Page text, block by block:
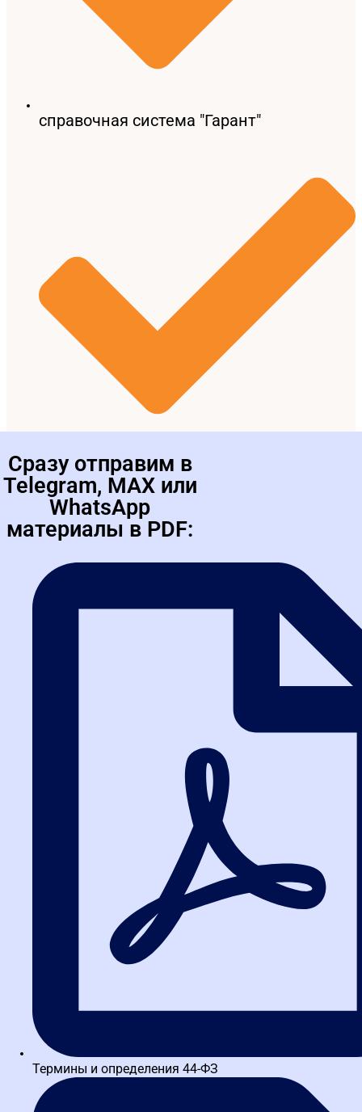
справочная система "Гарант"
методическое пособие и календарь
изменений 44-ФЗ и 223-ФЗ
электронное актирование и
структурированная заявка
Сразу отправим в
Telegram, MAX или
WhatsApp